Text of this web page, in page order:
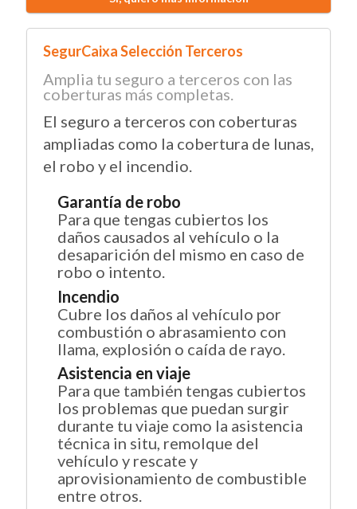
SegurCaixa Selección Terceros
Amplia tu seguro a terceros con las
coberturas más completas.
El seguro a terceros con coberturas
ampliadas como la cobertura de lunas,
el robo y el incendio.
Garantía de robo
Para que tengas cubiertos los
daños causados al vehículo o la
desaparición del mismo en caso de
robo o intento.
Incendio
Cubre los daños al vehículo por
combustión o abrasamiento con
llama, explosión o caída de rayo.
Asistencia en viaje
Para que también tengas cubiertos
los problemas que puedan surgir
durante tu viaje como la asistencia
técnica in situ, remolque del
vehículo y rescate y
aprovisionamiento de combustible
entre otros.